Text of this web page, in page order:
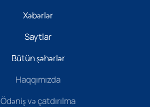
Xəbərlər
Saytlar
Bütün şəhərlər
Haqqımızda
Ödəniş və çatdırılma